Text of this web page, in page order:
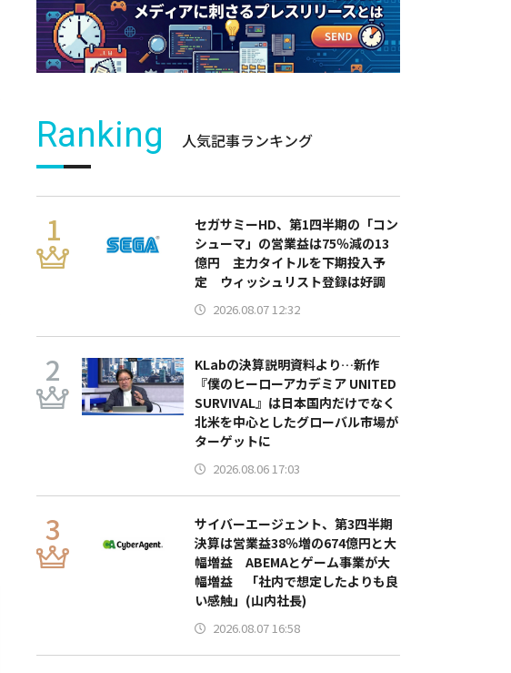
Ranking 人気記事ランキング
セガサミーHD、第1四半期の「コン
シューマ」の営業益は75％減の13
億円 主力タイトルを下期投入予
定 ウィッシュリスト登録は好調
2026.08.07 12:32
KLabの決算説明資料より…新作
『僕のヒーローアカデミア UNITED
SURVIVAL』は日本国内だけでなく
北米を中心としたグローバル市場が
ターゲットに
2026.08.06 17:03
サイバーエージェント、第3四半期
決算は営業益38％増の674億円と大
幅増益 ABEMAとゲーム事業が大
幅増益 「社内で想定したよりも良
い感触」(山内社長)
2026.08.07 16:58